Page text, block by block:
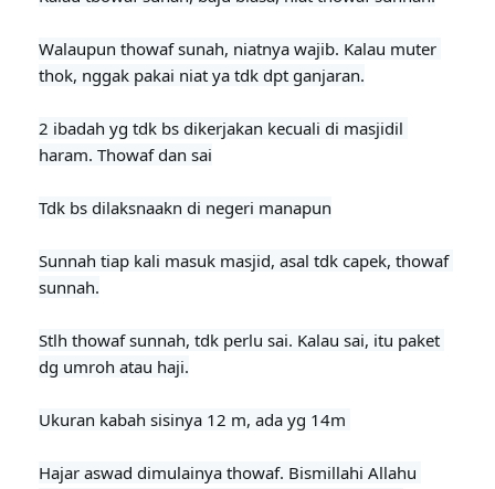
Walaupun thowaf sunah, niatnya wajib. Kalau muter
thok, nggak pakai niat ya tdk dpt ganjaran.
2 ibadah yg tdk bs dikerjakan kecuali di masjidil
haram. Thowaf dan sai
Tdk bs dilaksnaakn di negeri manapun
Sunnah tiap kali masuk masjid, asal tdk capek, thowaf
sunnah.
Stlh thowaf sunnah, tdk perlu sai. Kalau sai, itu paket
dg umroh atau haji.
Ukuran kabah sisinya 12 m, ada yg 14m
Hajar aswad dimulainya thowaf. Bismillahi Allahu